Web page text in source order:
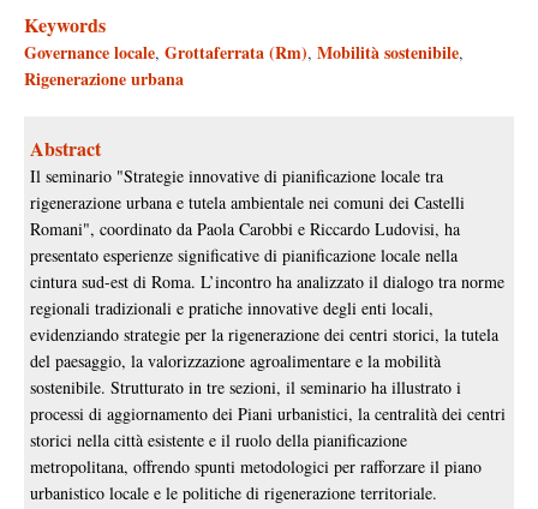
Keywords
Governance locale, Grottaferrata (Rm), Mobilità sostenibile,
Rigenerazione urbana
Abstract
Il seminario "Strategie innovative di pianificazione locale tra
rigenerazione urbana e tutela ambientale nei comuni dei Castelli
Romani", coordinato da Paola Carobbi e Riccardo Ludovisi, ha
presentato esperienze significative di pianificazione locale nella
cintura sud-est di Roma. L’incontro ha analizzato il dialogo tra norme
regionali tradizionali e pratiche innovative degli enti locali,
evidenziando strategie per la rigenerazione dei centri storici, la tutela
del paesaggio, la valorizzazione agroalimentare e la mobilità
sostenibile. Strutturato in tre sezioni, il seminario ha illustrato i
processi di aggiornamento dei Piani urbanistici, la centralità dei centri
storici nella città esistente e il ruolo della pianificazione
metropolitana, offrendo spunti metodologici per rafforzare il piano
urbanistico locale e le politiche di rigenerazione territoriale.